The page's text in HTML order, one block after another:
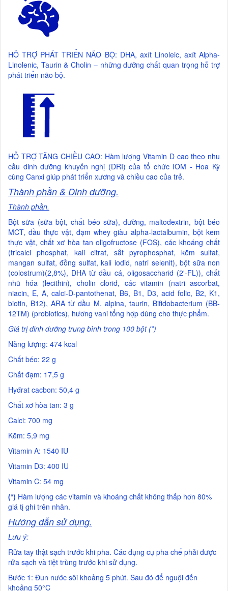
HỖ TRỢ PHÁT TRIỂN NÃO BỘ: DHA, axít Linoleic, axít Alpha-
Linolenic, Taurin & Cholin – những dưỡng chất quan trọng hỗ trợ
phát triển não bộ.
HỖ TRỢ TĂNG CHIỀU CAO: Hàm lượng Vitamin D cao theo nhu
cầu dinh dưỡng khuyến nghị (DRI) của tổ chức IOM - Hoa Kỳ
cùng Canxi giúp phát triển xương và chiều cao của trẻ.
Thành phần & Dinh dưỡng.
Thành phần.
Bột sữa (sữa bột, chất béo sữa), đường, maltodextrin, bột béo
MCT, dầu thực vật, đạm whey giàu alpha-lactalbumin, bột kem
thực vật, chất xơ hòa tan oligofructose (FOS), các khoáng chất
(tricalci phosphat, kali citrat, sắt pyrophosphat, kẽm sulfat,
mangan sulfat, đồng sulfat, kali iodid, natri selenit), bột sữa non
(colostrum)(2,8%), DHA từ dầu cá, oligosaccharid (2'-FL)), chất
nhũ hóa (lecithin), cholin clorid, các vitamin (natri ascorbat,
niacin, E, A, calci-D-pantothenat, B6, B1, D3, acid folic, B2, K1,
biotin, B12), ARA từ dầu M. alpina, taurin, Bifidobacterium (BB-
12TM) (probiotics), hương vani tổng hợp dùng cho thực phẩm.
Giá trị dinh dưỡng trung bình trong 100 bột (*)
Năng lượng: 474 kcal
Chất béo: 22 g
Chất đạm: 17,5 g
Hyđrat cacbon: 50,4 g
Chất xơ hòa tan: 3 g
Calci: 700 mg
Kẽm: 5,9 mg
Vitamin A: 1540 IU
Vitamin D3: 400 IU
Vitamin C: 54 mg
(*) Hàm lượng các vitamin và khoáng chất không thấp hơn 80%
giá tị ghi trên nhãn.
Hướng dẫn sử dụng.
Lưu ý:
Rửa tay thật sạch trước khi pha. Các dụng cụ pha chế phải được
rửa sạch và tiệt trùng trước khi sử dụng.
Bước 1: Đun nước sôi khoảng 5 phút. Sau đó để nguội đến
khoảng 50°C